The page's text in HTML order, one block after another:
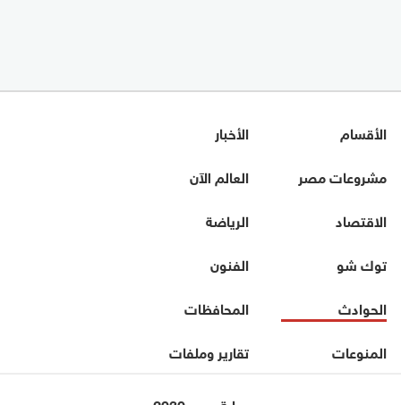
الأقسام
الأخبار
مشروعات مصر
العالم الآن
الاقتصاد
الرياضة
توك شو
الفنون
الحوادث
المحافظات
المنوعات
تقارير وملفات